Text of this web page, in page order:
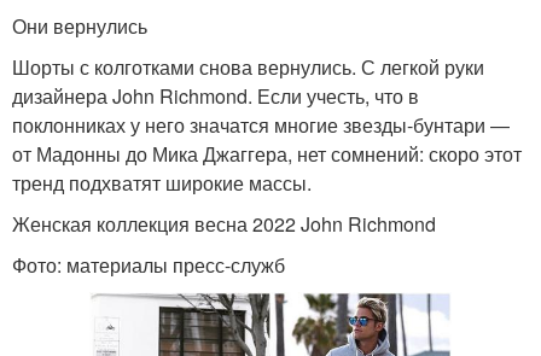
Они вернулись
Шорты с колготками снова вернулись. С легкой руки
дизайнера John Richmond. Если учесть, что в
поклонниках у него значатся многие звезды-бунтари —
от Мадонны до Мика Джаггера, нет сомнений: скоро этот
тренд подхватят широкие массы.
Женская коллекция весна 2022 John Richmond
Фото: материалы пресс-служб